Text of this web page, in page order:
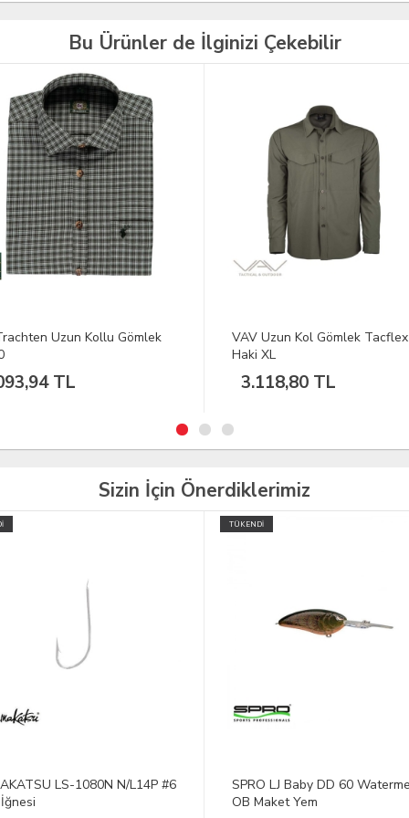
Bu Ürünler de İlginizi Çekebilir
Kol Gömlek Tacflex-01
TL
DEERHUNTER Approach
Sweatshirt 2XL
4.296,74 TL
Sizin İçin Önerdiklerimiz
LJ Baby DD 60 Watermelon
Yem
DEERHUNTER Lofoten
Trekking Pantolon 52